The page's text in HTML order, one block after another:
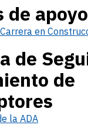
de apoyo
en
de
de
la ADA